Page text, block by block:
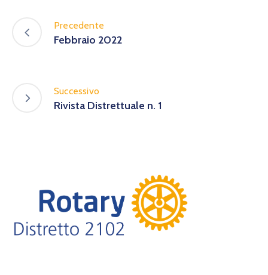
Precedente
Febbraio 2022
Successivo
Rivista Distrettuale n. 1